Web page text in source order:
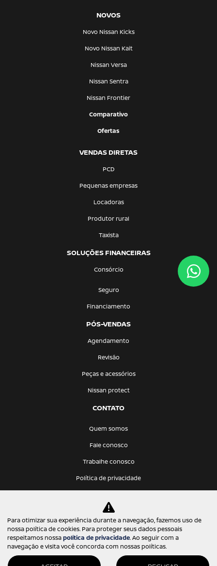
NOVOS
Novo Nissan Kicks
Novo Nissan Kait
Nissan Versa
Nissan Sentra
Nissan Frontier
Comparativo
Ofertas
VENDAS DIRETAS
PCD
Pequenas empresas
Locadoras
Produtor rural
Taxista
SOLUÇÕES FINANCEIRAS
Consórcio
Seguro
Financiamento
PÓS-VENDAS
Agendamento
Revisão
Peças e acessórios
Nissan protect
CONTATO
Quem somos
Fale conosco
Trabalhe conosco
Política de privacidade
KATANA VEICULOS LTDA
12.275.766/0001-68
Para otimizar sua experiência durante a navegação, fazemos uso de
nossa política de cookies. Para proteger seus dados pessoais
respeitamos nossapolítica de privacidade. Ao seguir com a
navegação e visita você concorda com nossas políticas.